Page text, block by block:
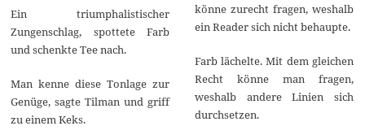
Ein triumphalistischer
Zungenschlag, spottete Farb
und schenkte Tee nach.
Man kenne diese Tonlage zur
Genüge, sagte Tilman und griff
zu einem Keks.
könne zurecht fragen, weshalb
ein Reader sich nicht behaupte.
Farb lächelte. Mit dem gleichen
Recht könne man fragen,
weshalb andere Linien sich
durchsetzen.